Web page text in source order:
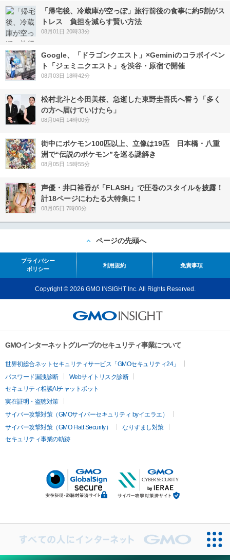
「帰宅後、冷蔵庫が空っぽ」旅行前後の食事に約5割がス
トレス 負担を減らす賢い方法
08月01日 20時33分
Google、「ドラゴンクエスト」×Geminiのコラボイベン
ト「ジェミニクエスト」を渋谷・原宿で開催
08月03日 18時42分
松村北斗と今田美桜、急逝した東野圭吾氏へ誓う「多く
の方へ届けていけたら」
08月04日 14時00分
街中にポケモン100匹以上、立像は19匹 日本橋・八重
洲で“伝説のポケモン”を巡る謎解き
08月05日 15時55分
声優・井口裕香が「FLASH」で圧巻のスタイルを披露！
計18ページにわたる大特集に！
08月05日 7時00分
ページの先頭へ
プライバシー
ポリシー
利用規約 免責事項
Copyright © 2026 GMO INSIGHT Inc. All Rights Reserved.
GMOインターネットグループのセキュリティ事業について
世界初総合ネットセキュリティサービス「GMOセキュリティ24」
パスワード漏洩診断
Webサイトリスク診断
セキュリティ相談AIチャットボット
実在証明・盗聴対策
サイバー攻撃対策（GMOサイバーセキュリティ byイエラエ）
サイバー攻撃対策（GMO Flatt Security）
なりすまし対策
セキュリティ事業の軌跡